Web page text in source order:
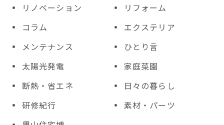
リノベーション
リフォーム
コラム
エクステリア
メンテナンス
ひとり言
太陽光発電
家庭菜園
断熱・省エネ
日々の暮らし
研修紀行
素材・パーツ